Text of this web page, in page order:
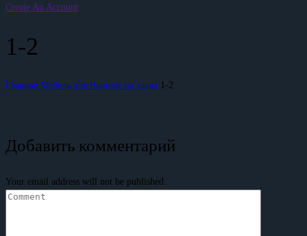
Create An Account
1-2
Главная Мебель для Ванной на заказ 1-2
Добавить комментарий
Your email address will not be published.